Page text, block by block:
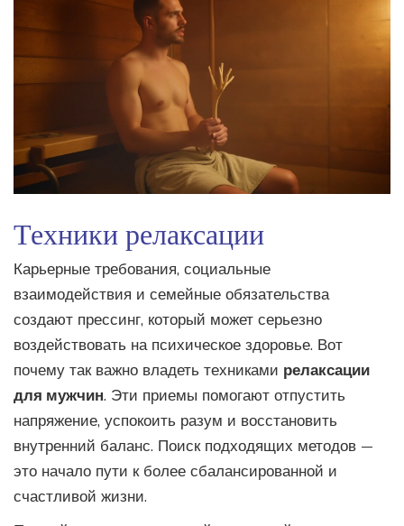
Техники релаксации
Карьерные требования, социальные
взаимодействия и семейные обязательства
создают прессинг, который может серьезно
воздействовать на психическое здоровье. Вот
почему так важно владеть техниками релаксации
для мужчин. Эти приемы помогают отпустить
напряжение, успокоить разум и восстановить
внутренний баланс. Поиск подходящих методов —
это начало пути к более сбалансированной и
счастливой жизни.